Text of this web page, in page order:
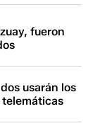
fueron
usarán los
telemáticas